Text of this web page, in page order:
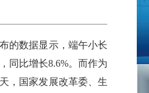
的数据显示，端午小长
同比增长8.6%。而作为
，国家发展改革委、生